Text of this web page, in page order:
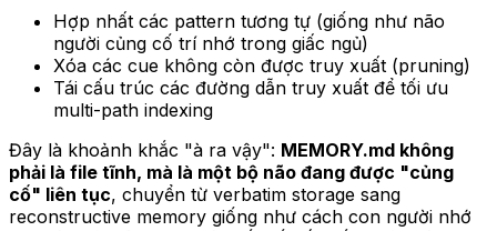
Hợp nhất các pattern tương tự (giống như não
người củng cố trí nhớ trong giấc ngủ)
Xóa các cue không còn được truy xuất (pruning)
Tái cấu trúc các đường dẫn truy xuất để tối ưu
multi-path indexing
Đây là khoảnh khắc "à ra vậy": MEMORY.md không
phải là file tĩnh, mà là một bộ não đang được "củng
cố" liên tục, chuyển từ verbatim storage sang
reconstructive memory giống như cách con người nhớ